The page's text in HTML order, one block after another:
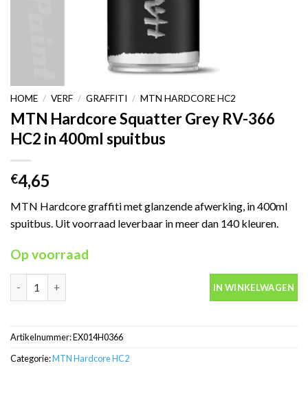
HOME / VERF / GRAFFITI / MTN HARDCORE HC2
MTN Hardcore Squatter Grey RV-366
HC2 in 400ml spuitbus
€4,65
MTN Hardcore graffiti met glanzende afwerking, in 400ml
spuitbus. Uit voorraad leverbaar in meer dan 140 kleuren.
Op voorraad
IN WINKELWAGEN
Artikelnummer:EX014H0366
Categorie:MTN Hardcore HC2